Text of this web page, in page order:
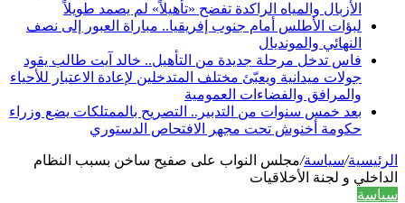
الأزبال والمياه الراكدة تفضح «تأهيلاً» لم يصمد طويلاً
لبؤات الأطلس أمام جنوب إفريقيا.. مباراة العبور إلى نصف
النهائي والمونديال
فاس تدخل مرحلة جديدة من التأهيل.. خالد آيت طالب يقود
جولات ميدانية ويعبّئ مختلف المتدخلين لإعادة الاعتبار للأحياء
والمرافق والفضاءات العمومية
بعد خمس سنوات من التدبير.. التصريح بالممتلكات يضع وزراء
حكومة أخنوش تحت مجهر الافتحاص الدستوري
الرئيسية/سياسة/مجلس النواب على صفيح ساخن بسبب النظام
الداخلي و لجنة الأخلاقيات
سياسة